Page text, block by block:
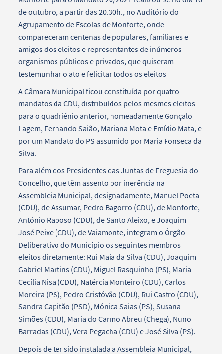
de outubro, a partir das 20.30h., no Auditório do
Agrupamento de Escolas de Monforte, onde
compareceram centenas de populares, familiares e
amigos dos eleitos e representantes de inúmeros
organismos públicos e privados, que quiseram
testemunhar o ato e felicitar todos os eleitos.
A Câmara Municipal ficou constituída por quatro
mandatos da CDU, distribuídos pelos mesmos eleitos
para o quadriénio anterior, nomeadamente Gonçalo
Lagem, Fernando Saião, Mariana Mota e Emídio Mata, e
por um Mandato do PS assumido por Maria Fonseca da
Silva.
Para além dos Presidentes das Juntas de Freguesia do
Concelho, que têm assento por inerência na
Assembleia Municipal, designadamente, Manuel Poeta
(CDU), de Assumar, Pedro Bagorro (CDU), de Monforte,
António Raposo (CDU), de Santo Aleixo, e Joaquim
José Peixe (CDU), de Vaiamonte, integram o Órgão
Deliberativo do Município os seguintes membros
eleitos diretamente: Rui Maia da Silva (CDU), Joaquim
Gabriel Martins (CDU), Miguel Rasquinho (PS), Maria
Cecília Nisa (CDU), Natércia Monteiro (CDU), Carlos
Moreira (PS), Pedro Cristóvão (CDU), Rui Castro (CDU),
Sandra Capitão (PSD), Mónica Saias (PS), Susana
Simões (CDU), Maria do Carmo Abreu (Chega), Nuno
Barradas (CDU), Vera Pegacha (CDU) e José Silva (PS).
Depois de ter sido instalada a Assembleia Municipal,